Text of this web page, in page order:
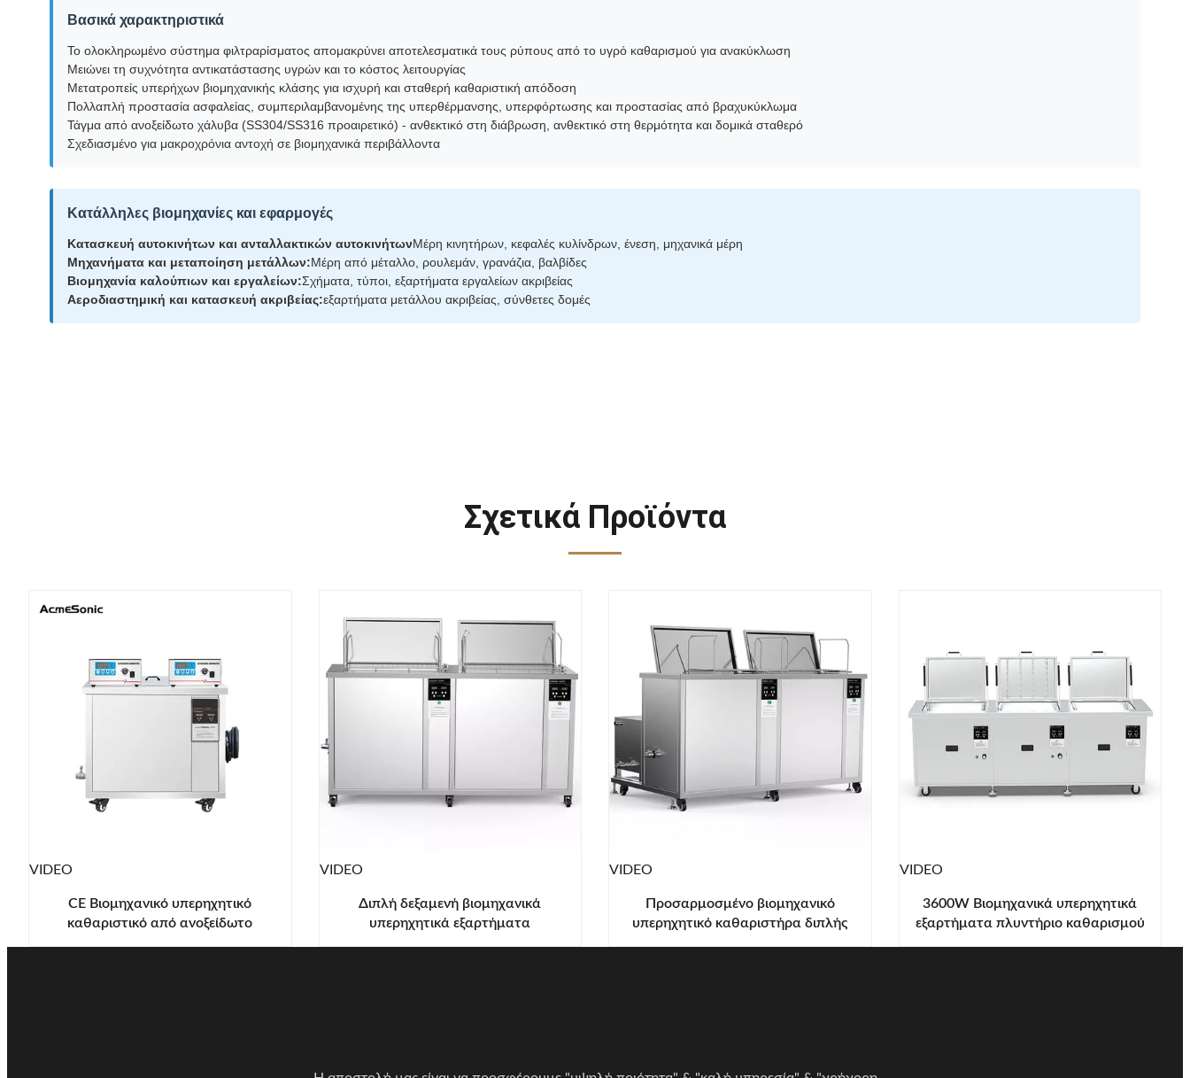
Βασικά χαρακτηριστικά
Το ολοκληρωμένο σύστημα φιλτραρίσματος απομακρύνει αποτελεσματικά τους ρύπους από το υγρό καθαρισμού για ανακύκλωση
Μειώνει τη συχνότητα αντικατάστασης υγρών και το κόστος λειτουργίας
Μετατροπείς υπερήχων βιομηχανικής κλάσης για ισχυρή και σταθερή καθαριστική απόδοση
Πολλαπλή προστασία ασφαλείας, συμπεριλαμβανομένης της υπερθέρμανσης, υπερφόρτωσης και προστασίας από βραχυκύκλωμα
Τάγμα από ανοξείδωτο χάλυβα (SS304/SS316 προαιρετικό) - ανθεκτικό στη διάβρωση, ανθεκτικό στη θερμότητα και δομικά σταθερό
Σχεδιασμένο για μακροχρόνια αντοχή σε βιομηχανικά περιβάλλοντα
Κατάλληλες βιομηχανίες και εφαρμογές
Κατασκευή αυτοκινήτων και ανταλλακτικών αυτοκινήτωνΜέρη κινητήρων, κεφαλές κυλίνδρων, ένεση, μηχανικά μέρη
Μηχανήματα και μεταποίηση μετάλλων:Μέρη από μέταλλο, ρουλεμάν, γρανάζια, βαλβίδες
Βιομηχανία καλούπιων και εργαλείων:Σχήματα, τύποι, εξαρτήματα εργαλείων ακριβείας
Αεροδιαστημική και κατασκευή ακριβείας:εξαρτήματα μετάλλου ακριβείας, σύνθετες δομές
Σχετικά Προϊόντα
VIDEO
CE Βιομηχανικό υπερηχητικό
καθαριστικό από ανοξείδωτο
VIDEO
Διπλή δεξαμενή βιομηχανικά
υπερηχητικά εξαρτήματα
VIDEO
Προσαρμοσμένο βιομηχανικό
υπερηχητικό καθαριστήρα διπλής
VIDEO
3600W Βιομηχανικά υπερηχητικά
εξαρτήματα πλυντήριο καθαρισμού